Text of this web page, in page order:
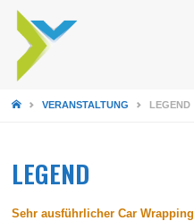
STARTSEITE
VERANSTALTUNG LEGEND
LEGEND
Sehr ausführlicher Car Wrapping